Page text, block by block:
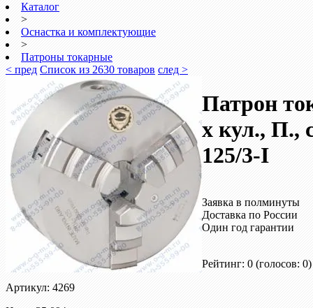
Каталог
>
Оснастка и комплектующие
>
Патроны токарные
< пред Список из 2630 товаров след >
Патрон
х кул., П.,
125/3-I
Заявка в полминуты
Доставка по России
Один год гарантии
Рейтинг: 0 (голосов: 0)
Артикул: 4269